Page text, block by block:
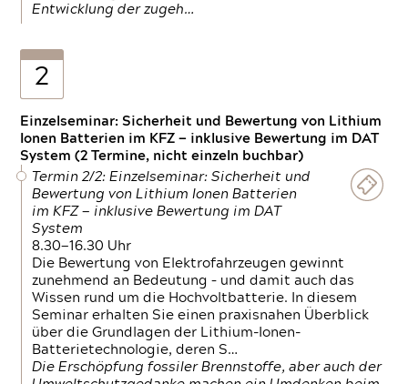
Entwicklung der zugeh…
2
Einzelseminar: Sicherheit und Bewertung von Lithium
Ionen Batterien im KFZ — inklusive Bewertung im DAT
System (2 Termine, nicht einzeln buchbar)
Termin 2/2: Einzelseminar: Sicherheit und
Bewertung von Lithium Ionen Batterien
im KFZ — inklusive Bewertung im DAT
System
8.30—16.30 Uhr
Die Bewertung von Elektrofahrzeugen gewinnt
zunehmend an Bedeutung – und damit auch das
Wissen rund um die Hochvoltbatterie. In diesem
Seminar erhalten Sie einen praxisnahen Überblick
über die Grundlagen der Lithium-Ionen-
Batterietechnologie, deren S…
Die Erschöpfung fossiler Brennstoffe, aber auch der